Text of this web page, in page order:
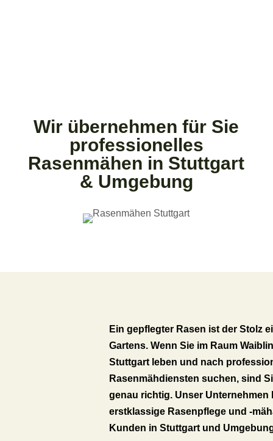
Wir übernehmen für Sie
professionelles
Rasenmähen in Stuttgart
& Umgebung
Ein gepflegter Rasen ist der Stolz
Gartens. Wenn Sie im Raum
Stuttgart leben und nach
Rasenmähdiensten suchen, sind
genau richtig. Unser Unternehmen
erstklassige Rasenpflege und -
Kunden in Stuttgart und